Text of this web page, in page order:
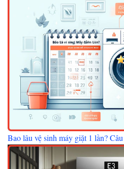
Bao lâu vệ sinh máy giặt 1 lần?